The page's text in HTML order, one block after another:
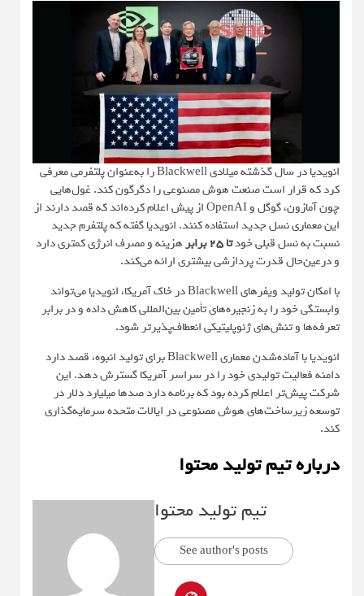
انویدیا در سال گذشته میلادی Blackwell را به‌عنوان پلتفرمی معرفی
کرد که قرار است صنعت هوش مصنوعی را دگرگون کند. غول‌هایی
چون آمازون، گوگل و OpenAI از پیش اعلام کرده‌اند که قصد دارند از
این معماری نسل جدید استفاده کنند. انویدیا گفته که پلتفرم جدید
نسبت به نسل قبلی خودتا 25 برابر
هزینه و مصرف انرژی کمتری دارد
و درعین‌حال قدرت پردازشی بیشتری ارائه می‌کند.
با امکان تولید ویفرهای Blackwell در خاک آمریکا، انویدیا می‌تواند
وابستگی خود را به زنجیره‌های تأمین بین‌المللی کاهش داده و در برابر
تعرفه‌ها و تنش‌های ژئوپلیتیکی انعطاف‌پذیرتر شود.
انویدیا با آماده‌شدن معماری Blackwell برای تولید انبوه، قصد دارد
دامنه‌ فعالیت تولیدی خود را در سراسر آمریکا گسترش دهد. این
شرکت پیش‌تر اعلام کرده بود که برنامه دارد صدها میلیارد دلار در
توسعه‌ زیرساخت‌های هوش مصنوعی در ایالات متحده سرمایه‌گذاری
کند.
درباره تیم تولید محتوا
تیم تولید محتوا
See author's posts